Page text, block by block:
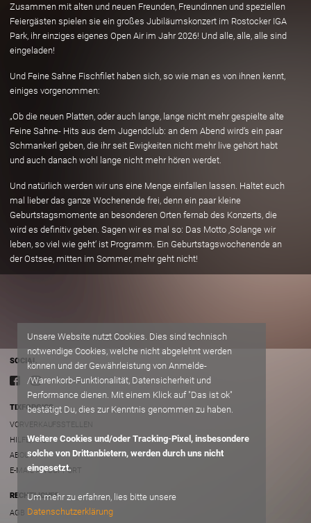
Zusammen mit alten und neuen Freunden, Freundinnen und speziellen
Feiergästen spielen sie ein großes Jubiläumskonzert im Rostocker IGA
Park, ihr einziges eigenes Open Air im Jahr 2026! Und alle, alle, alle sind
eingeladen!
Und Feine Sahne Fischfilet haben sich, so wie man es von ihnen kennt,
einiges vorgenommen:
„Ob die neuen Platten, oder auch lange, lange nicht mehr gespielte alte
Feine Sahne- Hits aus dem Jugendclub: an dem Abend wird’s ein paar
Schmankerl geben, die ihr seit Ewigkeiten nicht mehr live gehört habt
und auch danach wohl lange nicht mehr hören werdet.
Und natürlich werden wir uns eine Menge einfallen lassen. Haltet euch
mal lieber das ganze Wochenende frei, denn ein paar kleine
Geburtstagsmomente an besonderen Orten fernab des Konzerts, die
wird es definitiv geben. Sagen wir es mal so: Das Motto ‚Solange wir
leben, so viel wie geht‘ ist Programm. Ein Geburtstagswochenende an
der Ostsee, mitten im Sommer, mehr geht nicht!
SOCIAL
TIXFORGIGS
VORVERKAUFSSTELLEN
HILFE/FAQ
ABOUT
E-MAIL AN SUPPORT
RECHTLICHES
AGB
Unsere Website nutzt Cookies. Dies sind technisch
notwendige Cookies, welche nicht abgelehnt werden
können und der Gewährleistung von Anmelde-
/Warenkorb-Funktionalität, Datensicherheit und
Performance dienen. Mit einem Klick auf "Das ist ok"
bestätigt Du, dies zur Kenntnis genommen zu haben.
Weitere Cookies und/oder Tracking-Pixel, insbesondere
solche von Drittanbietern, werden durch uns nicht
eingesetzt.
Um mehr zu erfahren, lies bitte unsere
Datenschutzerklärung